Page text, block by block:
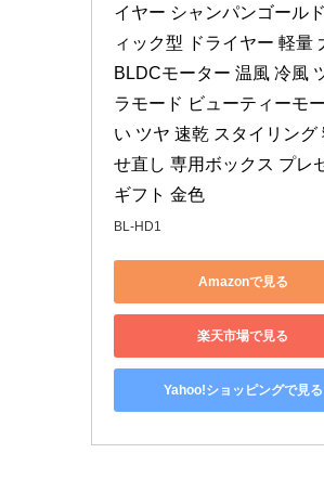
イヤー シャンパンゴール
ィック型 ドライヤー 軽量
BLDCモーター 温風 冷風
ラモード ビューティーモ
い ツヤ 速乾 スタイリング
せ直し 専用ボックス プレ
ギフト 金色
BL-HD1
Amazonで見る
楽天市場で見る
Yahoo!ショッピングで見る